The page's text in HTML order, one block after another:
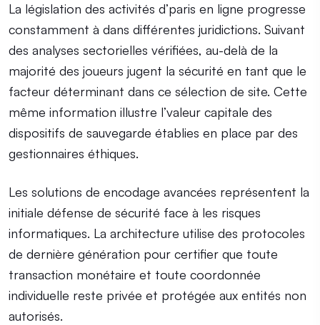
La législation des activités d’paris en ligne progresse
constamment à dans différentes juridictions. Suivant
des analyses sectorielles vérifiées, au-delà de la
majorité des joueurs jugent la sécurité en tant que le
facteur déterminant dans ce sélection de site. Cette
même information illustre l’valeur capitale des
dispositifs de sauvegarde établies en place par des
gestionnaires éthiques.
Les solutions de encodage avancées représentent la
initiale défense de sécurité face à les risques
informatiques. La architecture utilise des protocoles
de dernière génération pour certifier que toute
transaction monétaire et toute coordonnée
individuelle reste privée et protégée aux entités non
autorisés.